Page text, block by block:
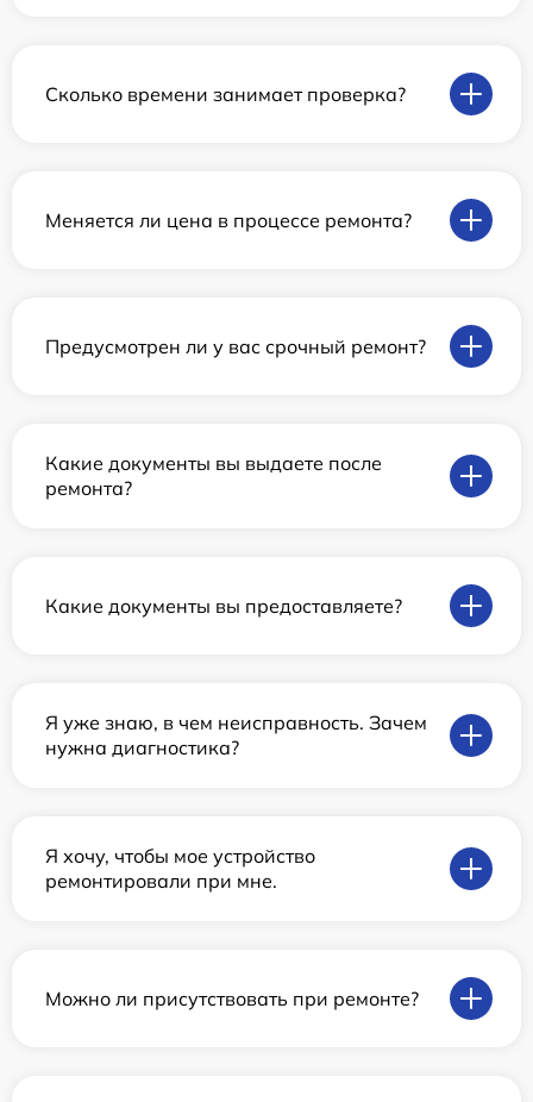
Сколько времени занимает проверка?
Меняется ли цена в процессе ремонта?
Предусмотрен ли у вас срочный ремонт?
Какие документы вы выдаете после
ремонта?
Какие документы вы предоставляете?
Я уже знаю, в чем неисправность. Зачем
нужна диагностика?
Я хочу, чтобы мое устройство
ремонтировали при мне.
Можно ли присутствовать при ремонте?